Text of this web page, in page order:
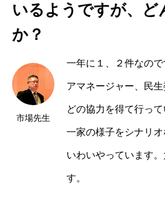
いるようですが、ど
か？
市場
一年に１、２件なの
アマネージャー、民
どの協力を得て行っ
一家の様子をシナリ
いわいやっています
す。